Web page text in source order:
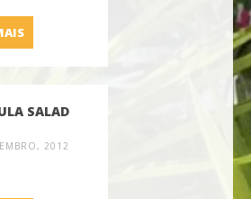
HEIRLOOM TOMATO SALAD
SALAD
2012